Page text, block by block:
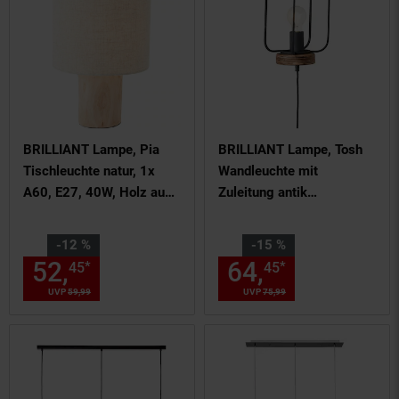
BRILLIANT Lampe, Pia
Tischleuchte natur, 1x
A60, E27, 40W, Holz aus
Waldwirtschaft (FSC)
-12 %
Sie Sparen 12 Prozent,
UVP59,99
52,45* Aktueller Preis: 52,
BRILLIANT Lampe, Tosh
Wandleuchte mit
Zuleitung antik
A60, E27, 40W, Holz aus
nachhaltiger
Waldwirtschaft (FSC)
-15 %
Sie Sparen 15 Prozent,
UVP75,99
64,45*